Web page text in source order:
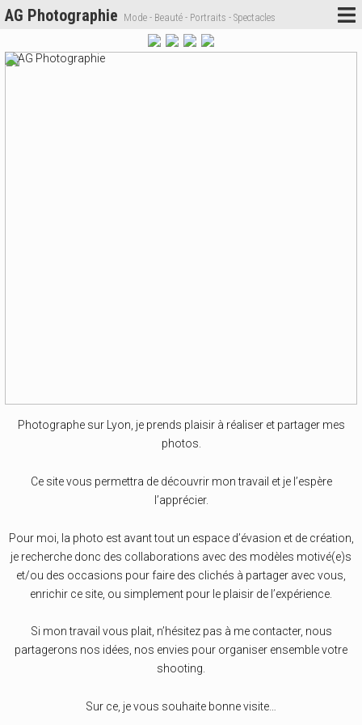
AG Photographie Mode - Beauté - Portraits - Spectacles
Photographe sur Lyon, je prends plaisir à réaliser et partager mes
photos.
Ce site vous permettra de découvrir mon travail et je l’espère
l’apprécier.
Pour moi, la photo est avant tout un espace d’évasion et de création,
je recherche donc des collaborations avec des modèles motivé(e)s
et/ou des occasions pour faire des clichés à partager avec vous,
enrichir ce site, ou simplement pour le plaisir de l’expérience.
Si mon travail vous plait, n’hésitez pas à me contacter, nous
partagerons nos idées, nos envies pour organiser ensemble votre
shooting.
Sur ce, je vous souhaite bonne visite…